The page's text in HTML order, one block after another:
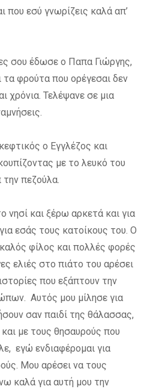
που εσύ γνωρίζεις καλά απ’
σου έδωσε ο Παπα Γιώργης,
τα φρούτα που ορέγεσαι δεν
χρόνια. Τελέψανε σε μια
ο Εγγλέζος και
με το λευκό του
την πεζούλα.
νησί και ξέρω αρκετά και για
εσάς τους κατοίκους του. Ο
φίλος και πολλές φορές
ελιές στο πιάτο του αρέσει
που εξάπτουν την
Αυτός μου μίλησε για
σαν παιδί της θάλασσας,
με τους θησαυρούς που
εγώ ενδιαφέρομαι για
Μου αρέσει να τους
καλά για αυτή μου την